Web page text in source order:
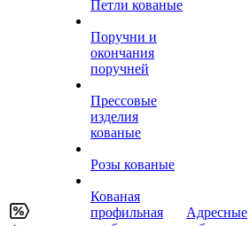
Петли кованые
Поручни и
окончания
поручней
Прессовые
изделия
кованые
Розы кованые
Кованая
профильная
Адресные